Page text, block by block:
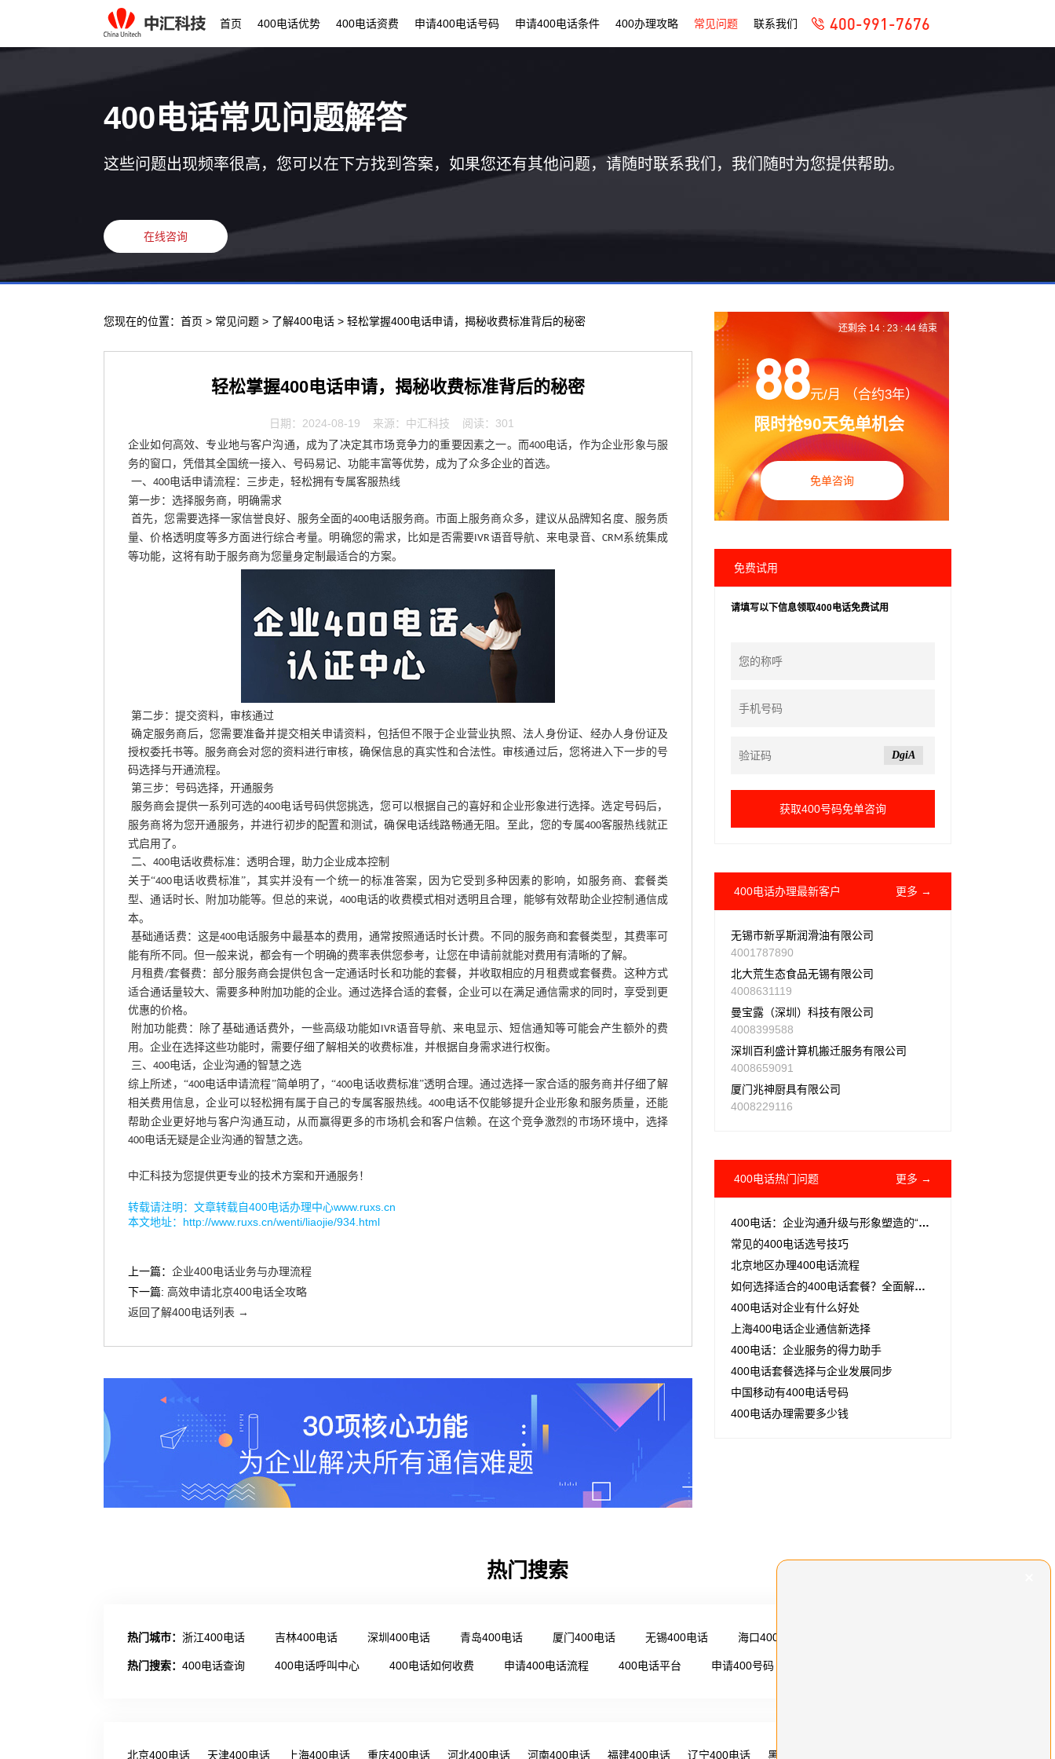
首页 400电话优势 400电话资费 申请400电话号码 申请400电话条件 400办理攻略 常见问题 联系我们 400-991-7676
400电话常见问题解答
这些问题出现频率很高，您可以在下方找到答案，如果您还有其他问题，请随时联系我们，我们随时为您提供帮助。
在线咨询
您现在的位置： 首页 > 常见问题 > 了解400电话 > 轻松掌握400电话申请，揭秘收费标准背后的秘密
轻松掌握400电话申请，揭秘收费标准背后的秘密
日期：2024-08-19 来源：中汇科技 阅读：301
企业如何高效、专业地与客户沟通，成为了决定其市场竞争力的重要因素之一。而400电话，作为企业形象与服
务的窗口，凭借其全国统一接入、号码易记、功能丰富等优势，成为了众多企业的首选。
一、 400电话申请流程：三步走，轻松拥有专属客服热线
第一步：选择服务商，明确需求
首先，您需要选择一家信誉良好、服务全面的400电话服务商。市面上服务商众多，建议从品牌知名度、服务质
量、价格透明度等多方面进行综合考量。明确您的需求，比如是否需要IVR语音导航、来电录音、CRM系统集成
等功能，这将有助于服务商为您量身定制最适合的方案。
第二步：提交资料，审核通过
确定服务商后，您需要准备并提交相关申请资料，包括但不限于企业营业执照、法人身份证、经办人身份证及
授权委托书等。服务商会对您的资料进行审核，确保信息的真实性和合法性。审核通过后，您将进入下一步的号
码选择与开通流程。
第三步：号码选择，开通服务
服务商会提供一系列可选的400电话号码供您挑选，您可以根据自己的喜好和企业形象进行选择。选定号码后，
服务商将为您开通服务，并进行初步的配置和测试，确保电话线路畅通无阻。至此，您的专属400客服热线就正
式启用了。
二、 400电话收费标准：透明合理，助力企业成本控制
关于“400电话收费标准”，其实并没有一个统一的标准答案，因为它受到多种因素的影响，如服务商、套餐类
型、通话时长、附加功能等。但总的来说， 400电话的收费模式相对透明且合理，能够有效帮助企业控制通信成
本。
基础通话费：这是400电话服务中最基本的费用，通常按照通话时长计费。不同的服务商和套餐类型，其费率可
能有所不同。但一般来说，都会有一个明确的费率表供您参考，让您在申请前就能对费用有清晰的了解。
月租费/套餐费：部分服务商会提供包含一定通话时长和功能的套餐，并收取相应的月租费或套餐费。这种方式
适合通话量较大、需要多种附加功能的企业。通过选择合适的套餐，企业可以在满足通信需求的同时，享受到更
优惠的价格。
附加功能费：除了基础通话费外，一些高级功能如 IVR语音导航、来电显示、短信通知等可能会产生额外的费
用。企业在选择这些功能时，需要仔细了解相关的收费标准，并根据自身需求进行权衡。
三、 400电话，企业沟通的智慧之选
综上所述， “400电话申请流程”简单明了，“400电话收费标准”透明合理。通过选择一家合适的服务商并仔细了解
相关费用信息，企业可以轻松拥有属于自己的专属客服热线。400电话不仅能够提升企业形象和服务质量，还能
帮助企业更好地与客户沟通互动，从而赢得更多的市场机会和客户信赖。在这个竞争激烈的市场环境中，选择
400电话无疑是企业沟通的智慧之选。
中汇科技为您提供更专业的技术方案和开通服务！
转载请注明：文章转载自400电话办理中心www.ruxs.cn
本文地址： http://www.ruxs.cn/wenti/liaojie/934.html
上一篇： 企业400电话业务与办理流程
下一篇: 高效申请北京400电话全攻略
返回了解400电话列表 →
88元/月 （合约3年）
限时抢90天免单机会
免单咨询
还剩余 14 : 23 :43 结束
免费试用
请填写以下信息领取400电话免费试用
DgiA
400电话办理最新客户 更多 →
无锡市新孚斯润滑油有限公司
4001787890
北大荒生态食品无锡有限公司
4008631119
曼宝露（深圳）科技有限公司
4008399588
深圳百利盛计算机搬迁服务有限公司
4008659091
厦门兆神厨具有限公司
4008229116
400电话热门问题 更多 →
400电话：企业沟通升级与形象塑造的“秘密武器”
常见的400电话选号技巧
北京地区办理400电话流程
如何选择适合的400电话套餐？全面解析与实用建议
400电话对企业有什么好处
上海400电话企业通信新选择
400电话：企业服务的得力助手
400电话套餐选择与企业发展同步
中国移动有400电话号码
400电话办理需要多少钱
热门搜索
热门城市： 浙江400电话 吉林400电话 深圳400电话 青岛400电话 厦门400电话 无锡400电话 海口400电话
热门搜索： 400电话查询 400电话呼叫中心 400电话如何收费 申请400电话流程 400电话平台 申请400号码
北京400电话 天津400电话 上海400电话 重庆400电话 河北400电话 河南400电话 福建400电话 辽宁400电话 黑龙江400电话